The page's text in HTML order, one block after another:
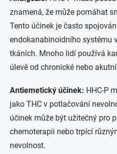
znamená, že může pomáhat
Tento účinek je často
endokanabinoidního systému
tkáních. Mnoho lidí používá
úlevě od chronické nebo
Antiemetický účinek: HHC-P
jako THC v potlačování
účinek může být užitečný pro
chemoterapii nebo trpící
nevolnost.